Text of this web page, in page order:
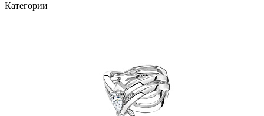
Категории